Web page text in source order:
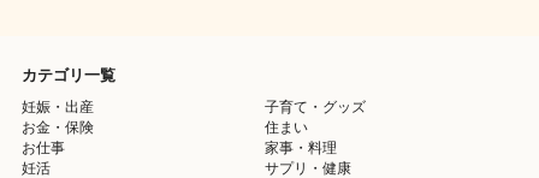
カテゴリ一覧
妊娠・出産
子育て・グッズ
お金・保険
住まい
お仕事
家事・料理
妊活
サプリ・健康